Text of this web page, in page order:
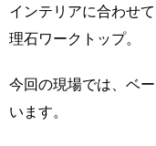
インテリアに合わせ
理石ワークトップ。
今回の現場では、ベ
います。